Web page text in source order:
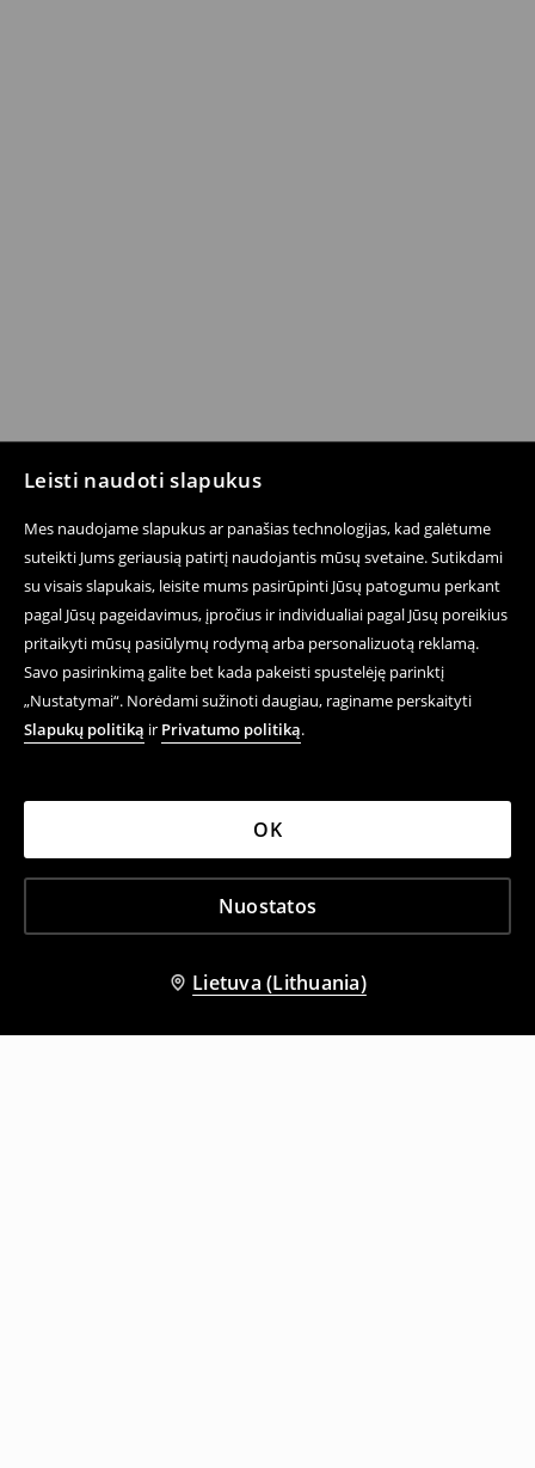
Leisti naudoti slapukus
Mes naudojame slapukus ar panašias technologijas, kad galėtume
suteikti Jums geriausią patirtį naudojantis mūsų svetaine. Sutikdami
su visais slapukais, leisite mums pasirūpinti Jūsų patogumu perkant
pagal Jūsų pageidavimus, įpročius ir individualiai pagal Jūsų poreikius
pritaikyti mūsų pasiūlymų rodymą arba personalizuotą reklamą.
Savo pasirinkimą galite bet kada pakeisti spustelėję parinktį
„Nustatymai“. Norėdami sužinoti daugiau, raginame perskaityti
Slapukų politiką ir Privatumo politiką.
Nuostatos
OK
Lietuva (Lithuania)